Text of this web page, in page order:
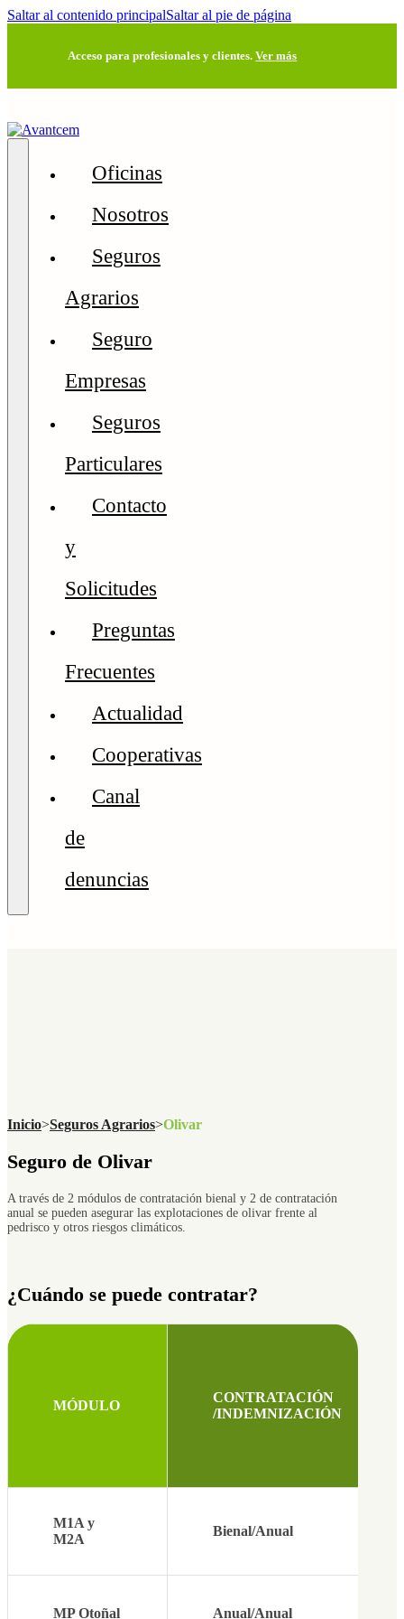
Saltar al contenido principalSaltar al pie de página
Acceso para profesionales y clientes.Ver más
Oficinas
Nosotros
Seguros
Agrarios
Seguro
Empresas
Seguros
Particulares
Contacto
y
Solicitudes
Preguntas
Frecuentes
Actualidad
Cooperativas
Canal
de
denuncias
Inicio>Seguros Agrarios>Olivar
Seguro de Olivar
A través de 2 módulos de contratación bienal y 2 de contratación
anual se pueden asegurar las explotaciones de olivar frente al
pedrisco y otros riesgos climáticos.
¿Cuándo se puede contratar?
MÓDULO
CONTRATACIÓN
/INDEMNIZACIÓN
M1A y
M2A
Bienal/Anual
MP Otoñal Anual/Anual